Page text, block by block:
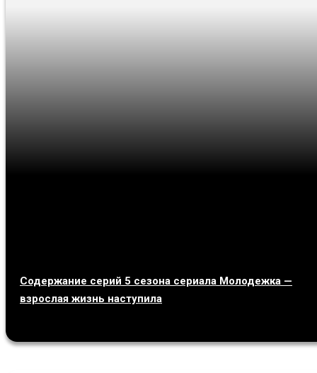
Содержание серий 5 сезона сериала Молодежка —
взрослая жизнь наступила